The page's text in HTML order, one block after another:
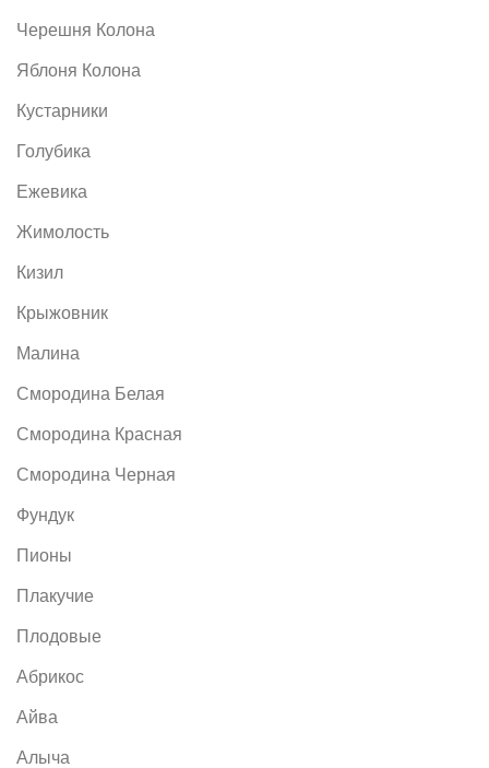
Черешня Колона
Яблоня Колона
Кустарники
Голубика
Ежевика
Жимолость
Кизил
Крыжовник
Малина
Смородина Белая
Смородина Красная
Смородина Черная
Фундук
Пионы
Плакучие
Плодовые
Абрикос
Айва
Алыча